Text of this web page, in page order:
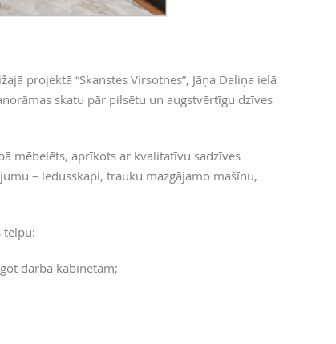
projektā “Skanstes Virsotnes”, Jāņa Daliņa ielā
skatu pār pilsētu un augstvērtīgu dzīves
mēbelēts, aprīkots ar kvalitatīvu sadzīves
– ledusskapi, trauku mazgājamo mašīnu,
telpu:
darba kabinetam;